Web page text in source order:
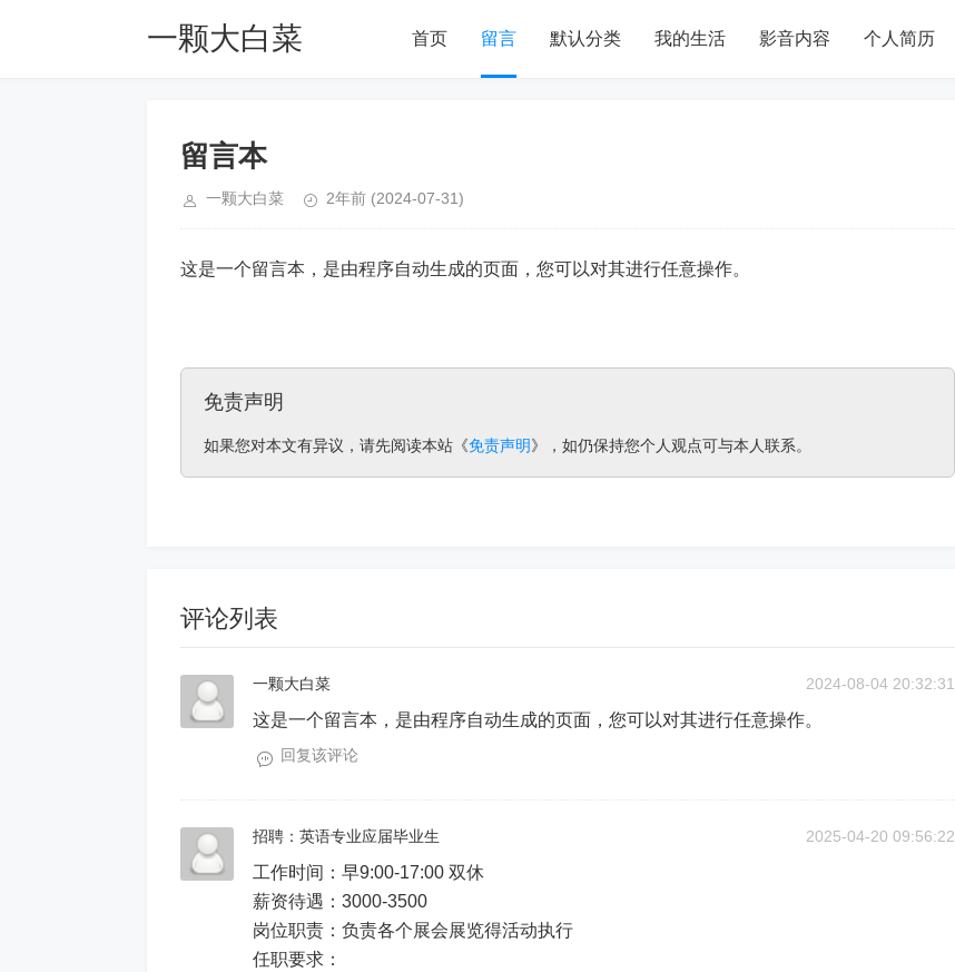
一颗大白菜 首页 留言 默认分类 我的生活 影音内容 个人简历
留言本
一颗大白菜 2年前 (2024-07-31)
这是一个留言本，是由程序自动生成的页面，您可以对其进行任意操作。
免责声明
如果您对本文有异议，请先阅读本站《免责声明》，如仍保持您个人观点可与本人联系。
评论列表
一颗大白菜 2024-08-04 20:32:31
这是一个留言本，是由程序自动生成的页面，您可以对其进行任意操作。
回复该评论
招聘：英语专业应届毕业生 2025-04-20 09:56:22
工作时间：早9:00-17:00 双休
薪资待遇：3000-3500
岗位职责：负责各个展会展览得活动执行
任职要求：